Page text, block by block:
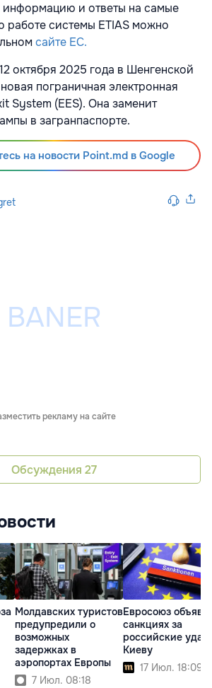
и ответы на самые
работе системы ETIAS можно
сайте ЕС.
октября 2025 года в Шенгенской
пограничная электронная
System (EES). Она заменит
в загранпаспорте.
на новости Point.md в Google
рекламу на сайте
Обсуждения 27
Молдавских туристов
предупредили о
возможных
задержках в
аэропортах Европы
7 Июл. 08:18
Евросоюз
санкциях за
российские
Киеву
17 Июл. 18:09